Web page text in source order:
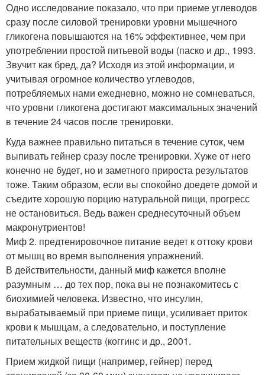
Одно исследование показало, что при приеме углеводов
сразу после силовой тренировки уровни мышечного
гликогена повышаются на 16% эффективнее, чем при
употреблении простой питьевой воды (паско и др., 1993.
Звучит как бред, да? Исходя из этой информации, и
учитывая огромное количество углеводов,
потребляемых нами ежедневно, можно не сомневаться,
что уровни гликогена достигают максимальных значений
в течение 24 часов после тренировки.
Куда важнее правильно питаться в течение суток, чем
выпивать гейнер сразу после тренировки. Хуже от него
конечно не будет, но и заметного прироста результатов
тоже. Таким образом, если вы спокойно доедете домой и
съедите хорошую порцию натуральной пищи, прогресс
не остановиться. Ведь важен среднесуточный объем
макронутриентов!
Миф 2. предтенировочное питание ведет к оттоку крови
от мышц во время выполнения упражнений.
В действительности, данный миф кажется вполне
разумным … до тех пор, пока вы не познакомитесь с
биохимией человека. Известно, что инсулин,
вырабатываемый при приеме пищи, усиливает приток
крови к мышцам, а следовательно, и поступление
питательных веществ (коггинс и др., 2001.
Прием жидкой пищи (например, гейнер) перед